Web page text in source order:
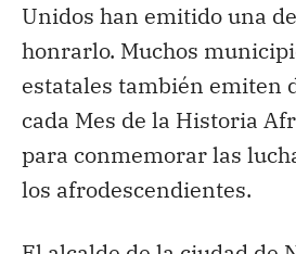
Unidos han emitido una
honrarlo. Muchos
estatales también emiten
cada Mes de la Historia
para conmemorar las
los afrodescendientes.